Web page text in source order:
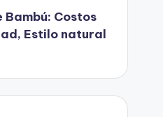
Bambú: Costos
Estilo natural